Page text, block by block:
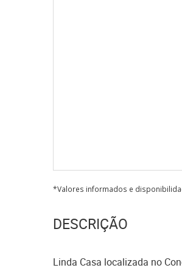
*Valores informados e
DESCRIÇÃO
Linda Casa localizada no